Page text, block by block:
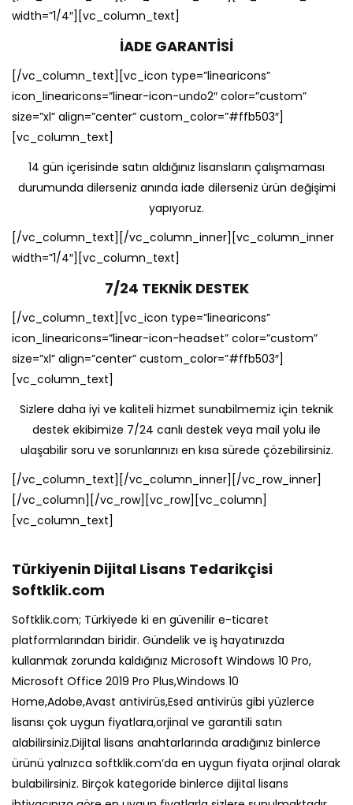
width=”1/4″][vc_column_text]
İADE GARANTİSİ
[/vc_column_text][vc_icon type=”linearicons”
icon_linearicons=”linear-icon-undo2″ color=”custom”
size=”xl” align=”center” custom_color=”#ffb503″]
[vc_column_text]
14 gün içerisinde satın aldığınız lisansların çalışmaması
durumunda dilerseniz anında iade dilerseniz ürün değişimi
yapıyoruz.
[/vc_column_text][/vc_column_inner][vc_column_inner
width=”1/4″][vc_column_text]
7/24 TEKNİK DESTEK
[/vc_column_text][vc_icon type=”linearicons”
icon_linearicons=”linear-icon-headset” color=”custom”
size=”xl” align=”center” custom_color=”#ffb503″]
[vc_column_text]
Sizlere daha iyi ve kaliteli hizmet sunabilmemiz için teknik
destek ekibimize 7/24 canlı destek veya mail yolu ile
ulaşabilir soru ve sorunlarınızı en kısa sürede çözebilirsiniz.
[/vc_column_text][/vc_column_inner][/vc_row_inner]
[/vc_column][/vc_row][vc_row][vc_column]
[vc_column_text]
Türkiyenin Dijital Lisans Tedarikçisi
Softklik.com
Softklik.com; Türkiyede ki en güvenilir e-ticaret
platformlarından biridir. Gündelik ve iş hayatınızda
kullanmak zorunda kaldığınız Microsoft Windows 10 Pro,
Microsoft Office 2019 Pro Plus,Windows 10
Home,Adobe,Avast antivirüs,Esed antivirüs gibi yüzlerce
lisansı çok uygun fiyatlara,orjinal ve garantili satın
alabilirsiniz.Dijital lisans anahtarlarında aradığınız binlerce
ürünü yalnızca softklik.com’da en uygun fiyata orjinal olarak
bulabilirsiniz. Birçok kategoride binlerce dijital lisans